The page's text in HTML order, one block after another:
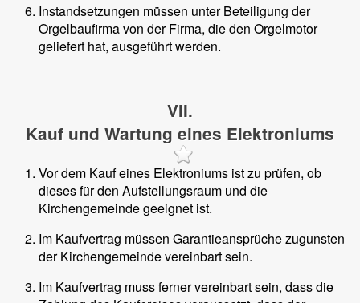
Instandsetzungen müssen unter Beteiligung der
Orgelbaufirma von der Firma, die den Orgelmotor
geliefert hat, ausgeführt werden.
VII.
Kauf und Wartung eines Elektroniums
Vor dem Kauf eines Elektroniums ist zu prüfen, ob
dieses für den Aufstellungsraum und die
Kirchengemeinde geeignet ist.
Im Kaufvertrag müssen Garantieansprüche zugunsten
der Kirchengemeinde vereinbart sein.
Im Kaufvertrag muss ferner vereinbart sein, dass die